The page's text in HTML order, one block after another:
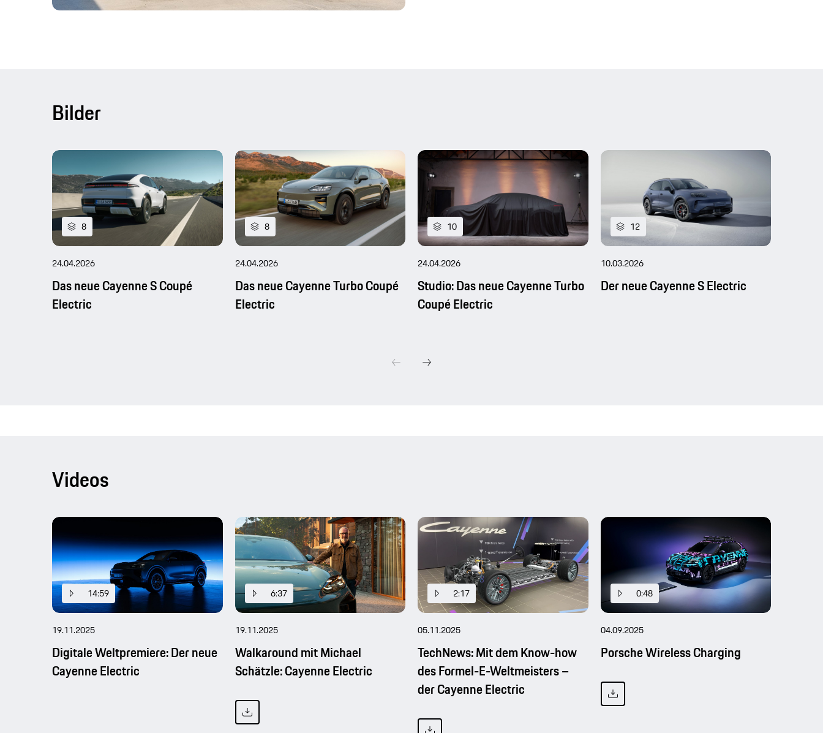
Bilder
8
24.04.2026
Das neue Cayenne S Coupé
Electric
8
24.04.2026
Das neue Cayenne Turbo Coupé
Electric
10
24.04.2026
Studio: Das neue Cayenne Turbo
Coupé Electric
12
10.03.2026
Der neue Cayenne S Electric
Videos
14:59
19.11.2025
Digitale Weltpremiere: Der neue
Cayenne Electric
6:37
19.11.2025
Walkaround mit Michael
Schätzle: Cayenne Electric
2:17
05.11.2025
TechNews: Mit dem Know-how
des Formel-E-Weltmeisters –
der Cayenne Electric
0:48
04.09.2025
Porsche Wireless Charging